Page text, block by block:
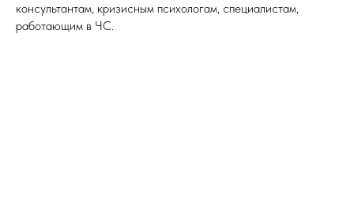
консультантам, кризисным психологам, специалистам,
работающим в ЧС.